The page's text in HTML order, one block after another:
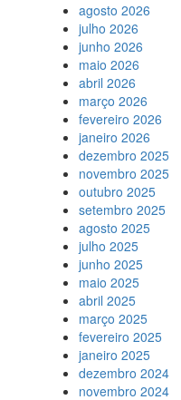
agosto 2026
julho 2026
junho 2026
maio 2026
abril 2026
março 2026
fevereiro 2026
janeiro 2026
dezembro 2025
novembro 2025
outubro 2025
setembro 2025
agosto 2025
julho 2025
junho 2025
maio 2025
abril 2025
março 2025
fevereiro 2025
janeiro 2025
dezembro 2024
novembro 2024